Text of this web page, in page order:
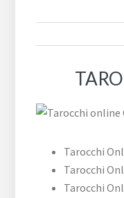
Tarocchi
Tarocchi
Tarocchi